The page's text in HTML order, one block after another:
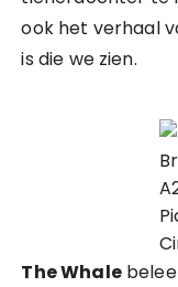
ook het verhaal
is die we zien.
The Whale